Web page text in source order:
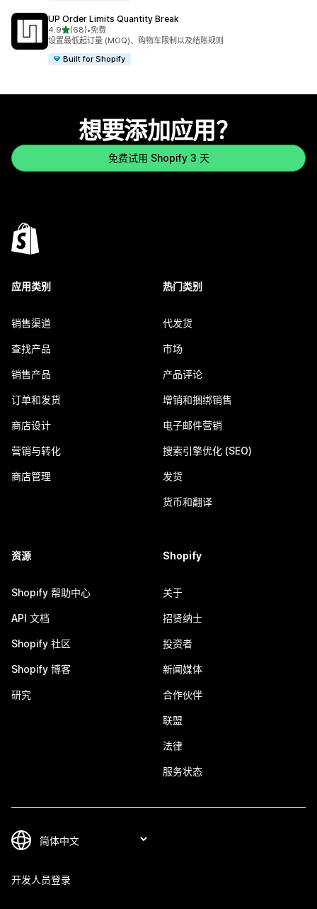
UP Order Limits Quantity Break
4.9星（满分 5 星）
(68)
总共 68 条评论
•免费
设置最低起订量 (MOQ)、购物车限制以及结账规则
Built for Shopify
想要添加应用？
免费试用 Shopify 3 天
应用类别
销售渠道
查找产品
销售产品
订单和发货
商店设计
营销与转化
商店管理
热门类别
代发货
市场
产品评论
增销和捆绑销售
电子邮件营销
搜索引擎优化 (SEO)
发货
货币和翻译
资源
Shopify 帮助中心
API 文档
Shopify 社区
Shopify 博客
研究
Shopify
关于
招贤纳士
投资者
新闻媒体
合作伙伴
联盟
法律
服务状态
开发人员登录